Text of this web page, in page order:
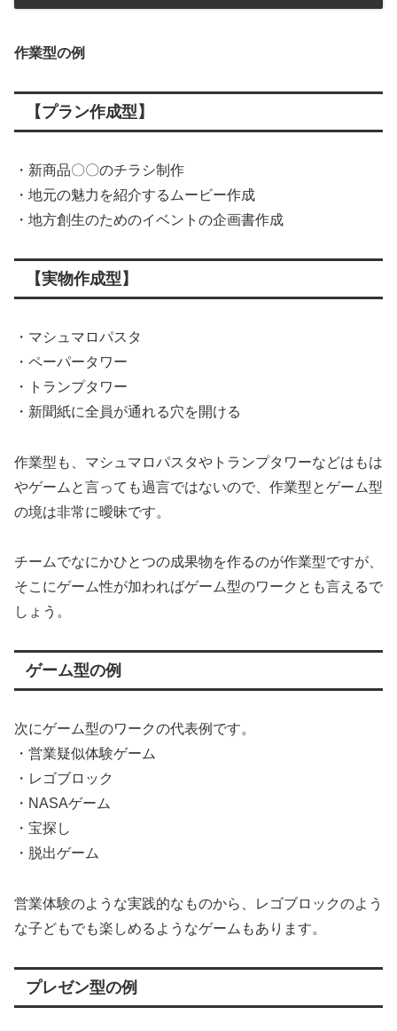
作業型の例
【プラン作成型】
・新商品〇〇のチラシ制作
・地元の魅力を紹介するムービー作成
・地方創生のためのイベントの企画書作成
【実物作成型】
・マシュマロパスタ
・ペーパータワー
・トランプタワー
・新聞紙に全員が通れる穴を開ける
作業型も、マシュマロパスタやトランプタワーなどはもは
やゲームと言っても過言ではないので、作業型とゲーム型
の境は非常に曖昧です。
チームでなにかひとつの成果物を作るのが作業型ですが、
そこにゲーム性が加わればゲーム型のワークとも言えるで
しょう。
ゲーム型の例
次にゲーム型のワークの代表例です。
・営業疑似体験ゲーム
・レゴブロック
・NASAゲーム
・宝探し
・脱出ゲーム
営業体験のような実践的なものから、レゴブロックのよう
な子どもでも楽しめるようなゲームもあります。
プレゼン型の例